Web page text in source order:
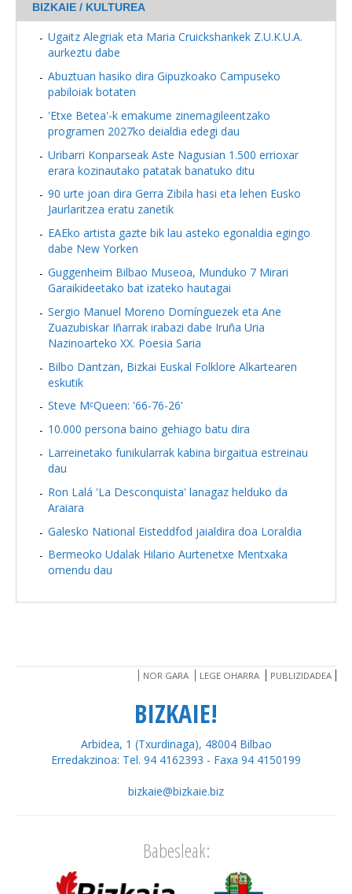
BIZKAIE / KULTUREA
Ugaitz Alegriak eta Maria Cruickshankek Z.U.K.U.A.
aurkeztu dabe
Abuztuan hasiko dira Gipuzkoako Campuseko
pabiloiak botaten
'Etxe Betea'-k emakume zinemagileentzako
programen 2027ko deialdia edegi dau
Uribarri Konparseak Aste Nagusian 1.500 errioxar
erara kozinautako patatak banatuko ditu
90 urte joan dira Gerra Zibila hasi eta lehen Eusko
Jaurlaritzea eratu zanetik
EAEko artista gazte bik lau asteko egonaldia egingo
dabe New Yorken
Guggenheim Bilbao Museoa, Munduko 7 Mirari
Garaikideetako bat izateko hautagai
Sergio Manuel Moreno Domínguezek eta Ane
Zuazubiskar Iñarrak irabazi dabe Iruña Uria
Nazinoarteko XX. Poesia Saria
Bilbo Dantzan, Bizkai Euskal Folklore Alkartearen
eskutik
Steve MᶜQueen: '66-76-26'
10.000 persona baino gehiago batu dira
Larreinetako funikularrak kabina birgaitua estreinau
dau
Ron Lalá 'La Desconquista' lanagaz helduko da
Araiara
Galesko National Eisteddfod jaialdira doa Loraldia
Bermeoko Udalak Hilario Aurtenetxe Mentxaka
omendu dau
NOR GARA LEGE OHARRA PUBLIZIDADEA
BIZKAIE!
Arbidea, 1 (Txurdinaga), 48004 Bilbao
Erredakzinoa: Tel. 94 4162393 - Faxa 94 4150199
bizkaie@bizkaie.biz
Babesleak: